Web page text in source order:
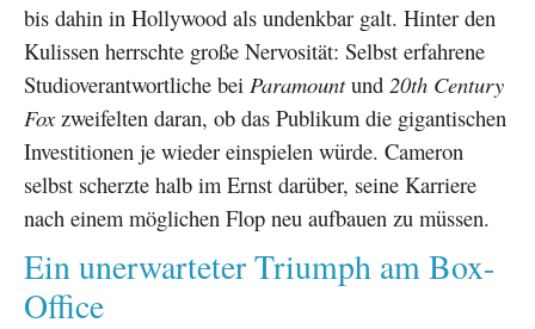
bis dahin in Hollywood als undenkbar galt. Hinter den
Kulissen herrschte große Nervosität: Selbst erfahrene
Studioverantwortliche bei Paramountund 20th Century
Foxzweifelten daran, ob das Publikum die gigantischen
Investitionen je wieder einspielen würde. Cameron
selbst scherzte halb im Ernst darüber, seine Karriere
nach einem möglichen Flop neu aufbauen zu müssen.
Ein unerwarteter Triumph am Box-
Office